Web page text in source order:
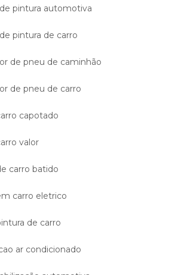
pintura automotiva
pintura de carro
de pneu de caminhão
de pneu de carro
capotado
valor
carro batido
carro eletrico
de carro
ar condicionado